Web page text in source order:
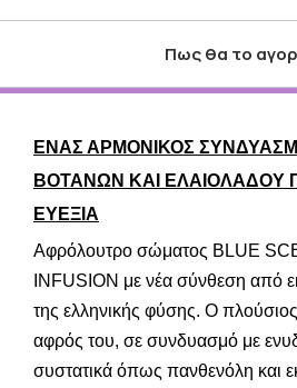
Πως θα το
ΕΝΑΣ ΑΡΜΟΝΙΚΟΣ
ΒΟΤΑΝΩΝ ΚΑΙ ΕΛΑΙΟΛΑΔΟΥ
ΕΥΕΞΙΑ
Αφρόλουτρο σώματος BLUE
INFUSION με νέα σύνθεση από
της ελληνικής φύσης. Ο πλούσιος
αφρός του, σε συνδυασμό με
συστατικά όπως πανθενόλη και